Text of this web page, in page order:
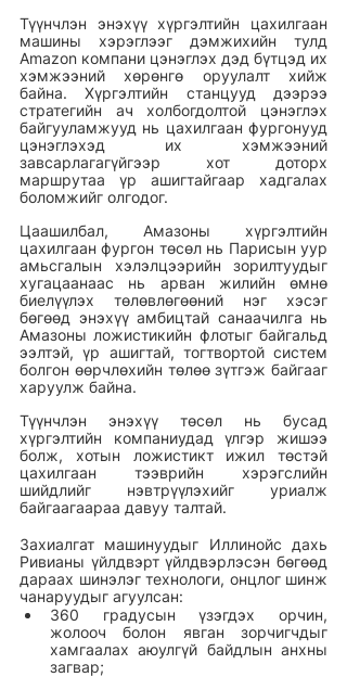
Түүнчлэн энэхүү хүргэлтийн цахилгаан
машины хэрэглээг дэмжихийн тулд
Amazon компани цэнэглэх дэд бүтцэд их
хэмжээний хөрөнгө оруулалт хийж
байна. Хүргэлтийн станцууд дээрээ
стратегийн ач холбогдолтой цэнэглэх
байгууламжууд нь цахилгаан фургонууд
цэнэглэхэд их хэмжээний
завсарлагагүйгээр хот доторх
маршрутаа үр ашигтайгаар хадгалах
боломжийг олгодог.
Цаашилбал, Амазоны хүргэлтийн
цахилгаан фургон төсөл нь Парисын уур
амьсгалын хэлэлцээрийн зорилтуудыг
хугацаанаас нь арван жилийн өмнө
биелүүлэх төлөвлөгөөний нэг хэсэг
бөгөөд энэхүү амбицтай санаачилга нь
Амазоны ложистикийн флотыг байгальд
ээлтэй, үр ашигтай, тогтвортой систем
болгон өөрчлөхийн төлөө зүтгэж байгааг
харуулж байна.
Түүнчлэн энэхүү төсөл нь бусад
хүргэлтийн компаниудад үлгэр жишээ
болж, хотын ложистикт ижил төстэй
цахилгаан тээврийн хэрэгслийн
шийдлийг нэвтрүүлэхийг уриалж
байгаагаараа давуу талтай.
Захиалгат машинуудыг Иллинойс дахь
Ривианы үйлдвэрт үйлдвэрлэсэн бөгөөд
дараах шинэлэг технологи, онцлог шинж
чанаруудыг агуулсан:
360 градусын үзэгдэх орчин,
жолооч болон явган зорчигчдыг
хамгаалах аюулгүй байдлын анхны
загвар;